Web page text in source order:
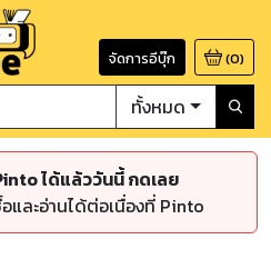
จัดการอีบุ๊ก (0)
ทั้งหมด
ได้แล้ววันนี้ กดเลย
ละอ่านได้ต่อเนื่องที่ Pinto